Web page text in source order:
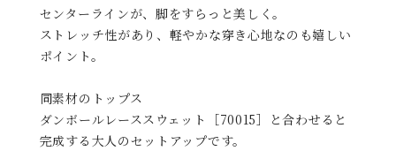
センターラインが、脚をすらっと美しく。
ストレッチ性があり、軽やかな穿き心地なのも嬉しい
ポイント。
同素材のトップス
ダンボールレーススウェット［70015］と合わせると
完成する大人のセットアップです。